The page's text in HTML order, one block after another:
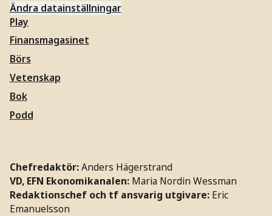
Ändra datainställningar
Play
Finansmagasinet
Börs
Vetenskap
Bok
Podd
Chefredaktör:Anders Hägerstrand
VD, EFN Ekonomikanalen: Maria Nordin Wessman
Redaktionschef och tf ansvarig utgivare: Eric
Emanuelsson